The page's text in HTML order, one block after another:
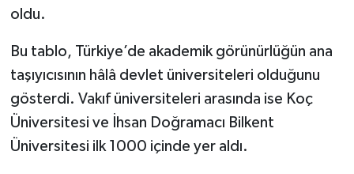
oldu.
Bu tablo, Türkiye’de akademik görünürlüğün ana
taşıyıcısının hâlâ devlet üniversiteleri olduğunu
gösterdi. Vakıf üniversiteleri arasında ise Koç
Üniversitesi ve İhsan Doğramacı Bilkent
Üniversitesi ilk 1000 içinde yer aldı.